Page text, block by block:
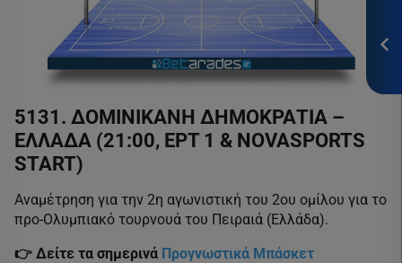
5131. ΔΟΜΙΝΙΚΑΝΗ ΔΗΜΟΚΡΑΤΙΑ –
ΕΛΛΑΔΑ (21:00, EΡT 1 & NOVASPORTS
START)
Αναμέτρηση για την 2η αγωνιστική του 2ου ομίλου για το
προ-Ολυμπιακό τουρνουά του Πειραιά (Ελλάδα).
👉 Δείτε τα σημερινά Προγνωστικά Μπάσκετ